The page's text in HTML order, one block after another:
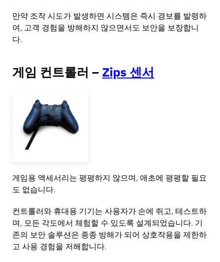
만약 조작 시도가 발생하면 시스템은 즉시 경보를 발령하
여, 고객 경험을 방해하지 않으면서도 보안을 보장합니
다.
게임 컨트롤러 – Zips 센서
게임용 액세서리는 평평하지 않으며, 애초에 평평할 필요
도 없습니다.
컨트롤러와 휴대용 기기는 사용자가 손에 쥐고, 테스트하
며, 모든 각도에서 체험할 수 있도록 설계되었습니다. 기
존의 보안 솔루션은 종종 방해가 되어 상호작용을 제한하
고 사용 경험을 저해합니다.